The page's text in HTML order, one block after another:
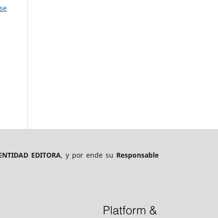
EDITORA, y por ende su Responsable